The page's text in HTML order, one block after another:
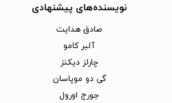
نویسنده‌های پیشنهادی
صادق هدایت
آلبر کامو
چارلز دیکنز
گی دو موپاسان
جورج اورول